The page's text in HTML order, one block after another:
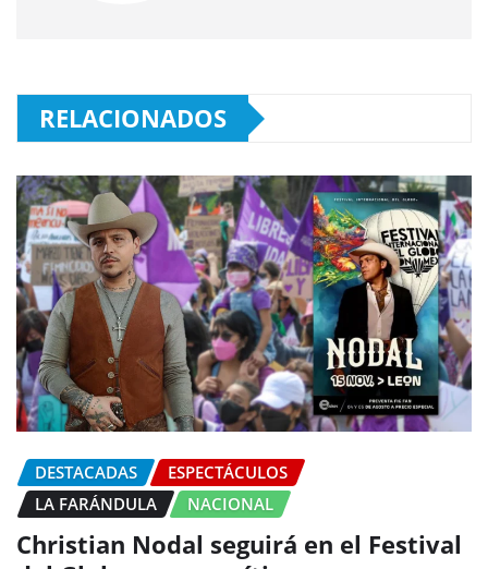
RELACIONADOS
DESTACADAS
ESPECTÁCULOS
LA FARÁNDULA
NACIONAL
Christian Nodal seguirá en el Festival